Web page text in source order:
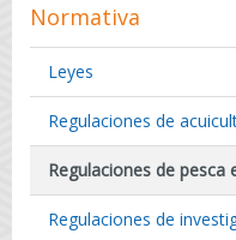
Normativa
Leyes
Regulaciones de
Regulaciones de pesca
Regulaciones de